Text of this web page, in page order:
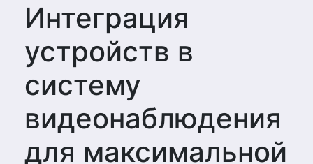
Интеграция
устройств в
систему
видеонаблюдения
для максимальной